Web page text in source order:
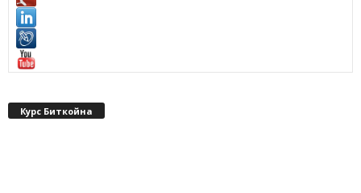
Курс Биткойна